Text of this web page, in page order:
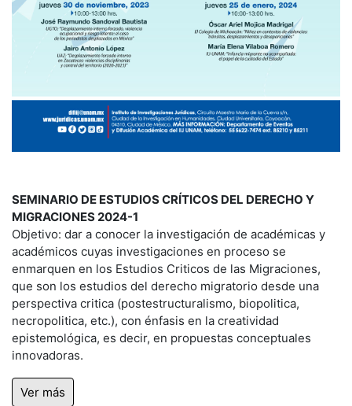
SEMINARIO DE ESTUDIOS CRÍTICOS DEL DERECHO Y
MIGRACIONES 2024-1
Objetivo: dar a conocer la investigación de académicas y
académicos cuyas investigaciones en proceso se
enmarquen en los Estudios Criticos de las Migraciones,
que son los estudios del derecho migratorio desde una
perspectiva critica (postestructuralismo, biopolitica,
necropolitica, etc.), con énfasis en la creatividad
epistemológica, es decir, en propuestas conceptuales
innovadoras.
Ver más